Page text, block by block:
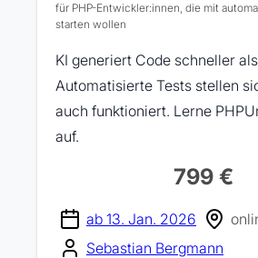
für PHP-Entwickler:innen, die mit
starten wollen
KI generiert Code schneller
Automatisierte Tests stellen
auch funktioniert. Lerne
auf.
799 €
ab 13. Jan. 2026
Sebastian Bergmann